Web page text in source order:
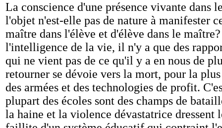
La conscience d'une présence vivante dans
l'objet n'est-elle pas de nature à manifester
maître dans l'élève et d'élève dans le
l'intelligence de la vie, il n'y a que des
qui ne vient pas de ce qu'il y a en nous de
retourner se dévoie vers la mort, pour la
des armées et des technologies de profit.
plupart des écoles sont des champs de
la haine et la violence dévastatrice dressent